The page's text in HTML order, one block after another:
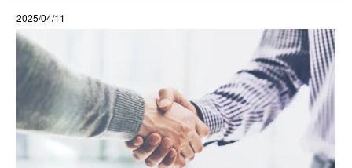
2025/04/11